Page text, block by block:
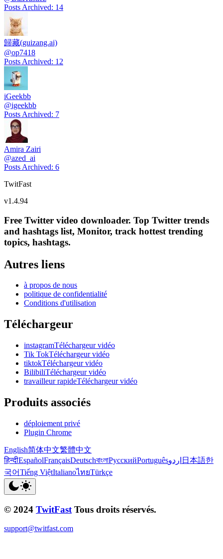
Posts Archived: 14
歸藏(guizang.ai)
@op7418
Posts Archived: 12
iGeekbb
@igeekbb
Posts Archived: 7
Amira Zairi
@azed_ai
Posts Archived: 6
TwitFast
v1.4.94
Free Twitter video downloader. Top Twitter trends
and hashtags list, Monitor, track hottest trending
topics, hashtags.
Autres liens
à propos de nous
politique de confidentialité
Conditions d'utilisation
Téléchargeur
instagramTéléchargeur vidéo
Tik TokTéléchargeur vidéo
tiktokTéléchargeur vidéo
BilibiliTéléchargeur vidéo
travailleur rapideTéléchargeur vidéo
Produits associés
déploiement privé
Plugin Chrome
English简体中文繁體中文
हिन्दीEspañolFrançaisDeutschবাংলাРусскийPortuguêsاردو 日本語한
국어Tiếng ViệtItalianoไทยTürkçe
© 2024 TwitFast Tous droits réservés.
support@twitfast.com